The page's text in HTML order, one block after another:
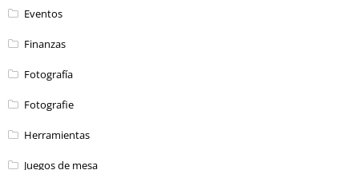
Eventos
Finanzas
Fotografía
Fotografie
Herramientas
Juegos de mesa